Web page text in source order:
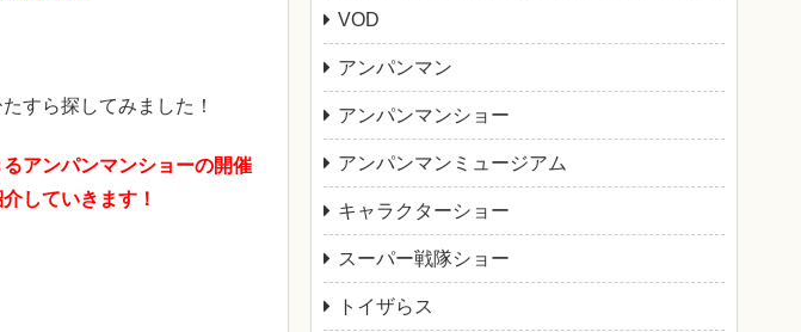
すら探してみました！
アンパンマンショーの開催
していきます！
VOD
アンパンマン
アンパンマンショー
アンパンマンミュージアム
キャラクターショー
スーパー戦隊ショー
トイザらス